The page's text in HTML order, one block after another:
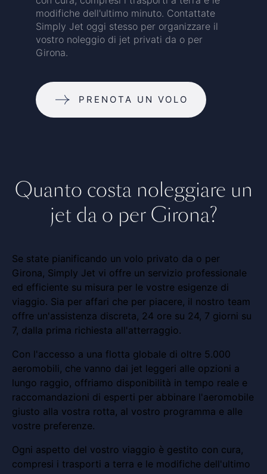
modifiche dell'ultimo minuto. Contattate
Simply Jet oggi stesso per organizzare il
vostro noleggio di jet privati da o per
Girona.
PRENOTA UN VOLO
Quanto costa noleggiare un
jet da o per Girona?
Se state pianificando un volo privato da o per
Girona, Simply Jet vi offre un servizio professionale
ed efficiente su misura per le vostre esigenze di
viaggio. Sia per affari che per piacere, il nostro team
offre un'assistenza discreta, 24 ore su 24, 7 giorni su
7, dalla prima richiesta all'atterraggio.
Con l'accesso a una flotta globale di oltre 5.000
aeromobili, che vanno dai jet leggeri alle opzioni a
lungo raggio, offriamo disponibilità in tempo reale e
raccomandazioni di esperti per abbinare l'aeromobile
giusto alla vostra rotta, al vostro programma e alle
vostre preferenze.
Ogni aspetto del vostro viaggio è gestito con cura,
compresi i trasporti a terra e le modifiche dell'ultimo